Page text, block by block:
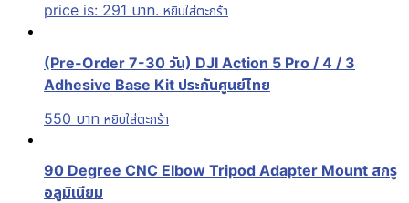
price is: 291 บาท. หยิบใส่ตะกร้า
(Pre-Order 7-30 วัน) DJI Action 5 Pro / 4 / 3
Adhesive Base Kit ประกันศูนย์ไทย
550 บาท หยิบใส่ตะกร้า
90 Degree CNC Elbow Tripod Adapter Mount สกรู
อลูมิเนียม